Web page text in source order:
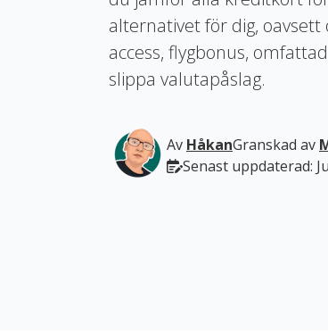
alternativet för dig,
access, flygbonus,
slippa valutapåslag.
Av HåkanGranskad av
Senast uppdaterad: